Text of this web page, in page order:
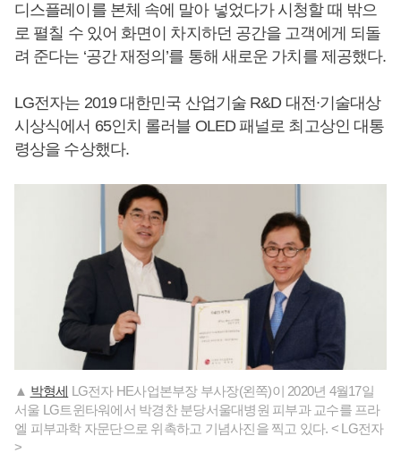
디스플레이를 본체 속에 말아 넣었다가 시청할 때 밖으
로 펼칠 수 있어 화면이 차지하던 공간을 고객에게 되돌
려 준다는 ‘공간 재정의’를 통해 새로운 가치를 제공했다.
LG전자는 2019 대한민국 산업기술 R&D 대전∙기술대상
시상식에서 65인치 롤러블 OLED 패널로 최고상인 대통
령상을 수상했다.
▲ 박형세 LG전자 HE사업본부장 부사장(왼쪽)이 2020년 4월17일
서울 LG트윈타워에서 박경찬 분당서울대병원 피부과 교수를 프라
엘 피부과학 자문단으로 위촉하고 기념사진을 찍고 있다. < LG전자
>